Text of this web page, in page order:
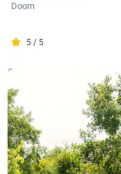
Doorn
5 / 5